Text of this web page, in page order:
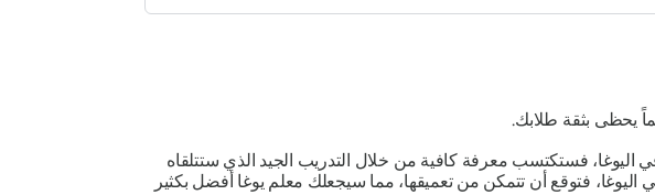
يحظى بثقة طلابك.
اليوغا، فستكتسب معرفة كافية من خلال التدريب الجيد الذي ستتلقاه
فتوقع أن تتمكن من تعميقها، مما سيجعلك معلم يوغا أفضل بكثير